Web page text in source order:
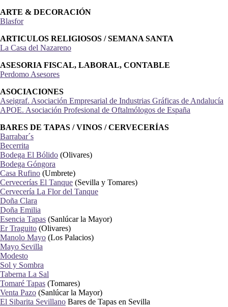
ARTE & DECORACIÓN
Blasfor
ARTICULOS RELIGIOSOS / SEMANA SANTA
La Casa del Nazareno
ASESORIA FISCAL, LABORAL, CONTABLE
Perdomo Asesores
ASOCIACIONES
Aseigraf. Asociación Empresarial de Industrias Gráficas de Andalucía
APOE. Asociación Profesional de Oftalmólogos de España
BARES DE TAPAS / VINOS / CERVECERÍAS
Barrabar´s
Becerrita
Bodega El Bólido (Olivares)
Bodega Góngora
Casa Rufino (Umbrete)
Cervecerías El Tanque (Sevilla y Tomares)
Cervecería La Flor del Tanque
Doña Clara
Doña Emilia
Esencia Tapas (Sanlúcar la Mayor)
Er Traguito (Olivares)
Manolo Mayo (Los Palacios)
Mayo Sevilla
Modesto
Sol y Sombra
Taberna La Sal
Tomaré Tapas (Tomares)
Venta Pazo (Sanlúcar la Mayor)
El Sibarita Sevillano Bares de Tapas en Sevilla